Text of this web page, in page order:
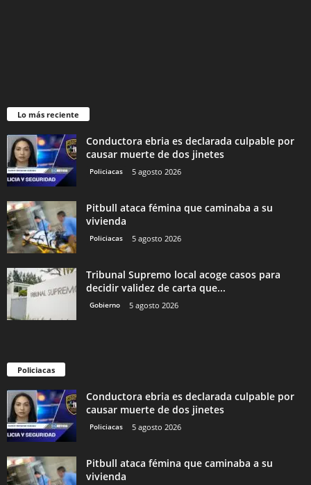
Lo más reciente
Conductora ebria es declarada culpable por
causar muerte de dos jinetes
Policiacas 5 agosto 2026
Pitbull ataca fémina que caminaba a su
vivienda
Policiacas 5 agosto 2026
Tribunal Supremo local acoge casos para
decidir validez de carta que...
Gobierno 5 agosto 2026
Policiacas
Conductora ebria es declarada culpable por
causar muerte de dos jinetes
Policiacas 5 agosto 2026
Pitbull ataca fémina que caminaba a su
vivienda